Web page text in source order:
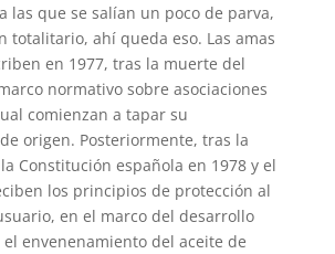
las que se salían un poco de parva,
totalitario, ahí queda eso. Las amas
en 1977, tras la muerte del
normativo sobre asociaciones
comienzan a tapar su
origen. Posteriormente, tras la
Constitución española en 1978 y el
los principios de protección al
en el marco del desarrollo
envenenamiento del aceite de